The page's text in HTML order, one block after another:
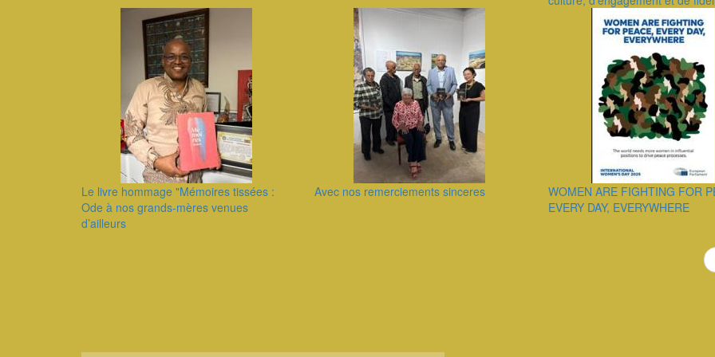
Le livre hommage "Mémoires tissées :
Ode à nos grands-mères venues
d’ailleurs
Avec nos remerciements sinceres
WOMEN ARE FIGHTING FOR
EVERY DAY, EVERYWHERE